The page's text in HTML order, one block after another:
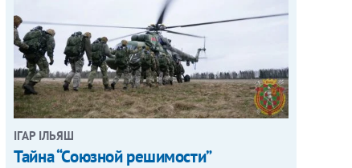
ІГАР ІЛЬЯШ
Тайна “Союзной решимости”